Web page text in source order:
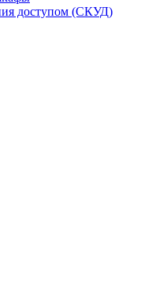
доступом (СКУД)